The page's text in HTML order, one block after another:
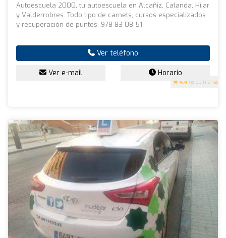
4.4 (8 opiniones)
Autoescuela 2000, tu autoescuela en Alcañiz, Calanda, Híjar
y Valderrobres. Todo tipo de carnets, cursos especializados
y recuperación de puntos. 978 83 08 51
Ver teléfono
Ver e-mail Horario